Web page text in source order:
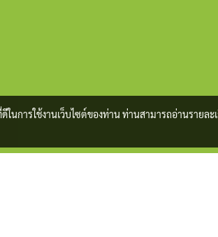
การใช้งานเว็บไซต์ของท่าน ท่านสามารถอ่านรายละ